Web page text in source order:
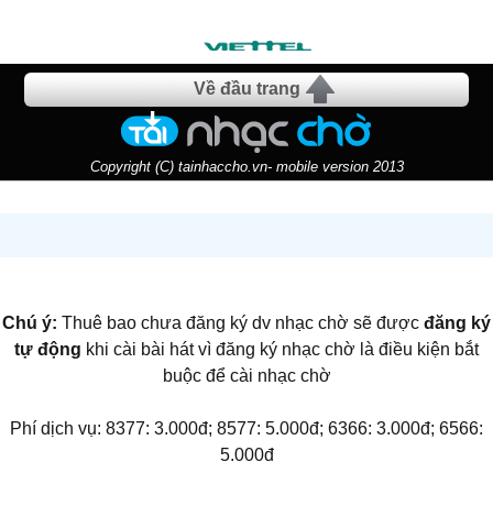
Về đầu trang
Copyright (C) tainhaccho.vn- mobile version 2013
Chú ý: Thuê bao chưa đăng ký dv nhạc chờ sẽ được đăng ký
tự động khi cài bài hát vì đăng ký nhạc chờ là điều kiện bắt
buộc để cài nhạc chờ
Phí dịch vụ: 8377: 3.000đ; 8577: 5.000đ; 6366: 3.000đ; 6566:
5.000đ